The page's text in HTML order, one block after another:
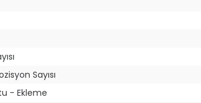
Sayısı
- Ekleme